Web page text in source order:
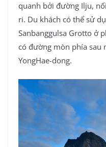
quanh bởi đường Ilju,
ri. Du khách có thể sử
Sanbanggulsa Grotto ở
có đường mòn phía sau
YongHae-dong.